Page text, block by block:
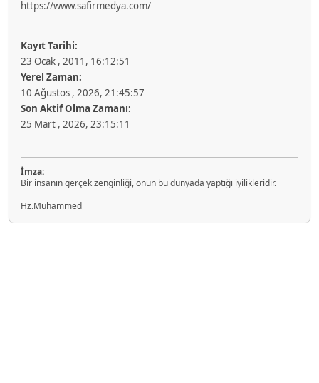
https://www.safirmedya.com/
Kayıt Tarihi:
23 Ocak , 2011, 16:12:51
Yerel Zaman:
10 Ağustos , 2026, 21:45:57
Son Aktif Olma Zamanı:
25 Mart , 2026, 23:15:11
İmza:
Bir insanın gerçek zenginliği, onun bu dünyada yaptığı iyilikleridir.
Hz.Muhammed